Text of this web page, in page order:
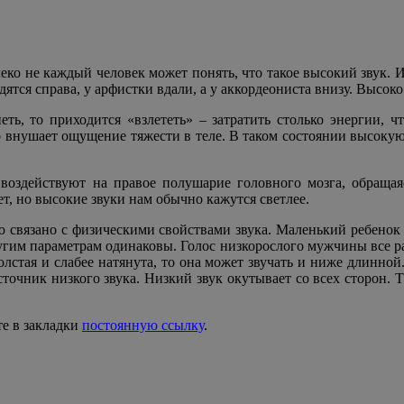
не каждый человек может понять, что такое высокий звук.
справа, у арфистки вдали, а у аккордеониста внизу.
то приходится «взлететь» – затратить столько
ощущение тяжести в теле. В таком состоянии
на правое полушарие головного мозга,
но высокие звуки нам обычно кажутся светлее.
с физическими свойствами звука. Маленький
параметрам одинаковы. Голос низкорослого мужчины все
и слабее натянута, то она может звучать и ниже
низкого звука. Низкий звук окутывает со всех
в закладки постоянную ссылку.